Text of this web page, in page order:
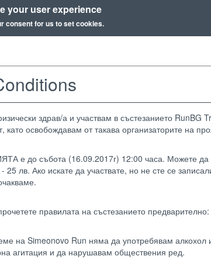
your user experience
consent for us to set cookies.
здрав/а и участвам в състезанието RunBG
като освобождавам от такава организаторите на
е до събота (16.09.2017г) 12:00 часа. Можете да
25 лв. Ако искате да участвате, но не сте се
правилата на състезанието
на Simeonovo Run няма да употребявам
агитация и да нарушавам обществения ред.